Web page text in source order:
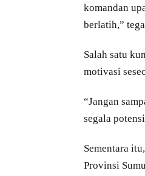
komandan
berlatih,”
Salah satu
motivasi
“Jangan
segala
Sementara
Provinsi